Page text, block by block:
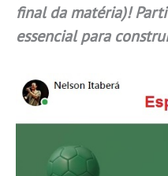
final da matéria)!
essencial para